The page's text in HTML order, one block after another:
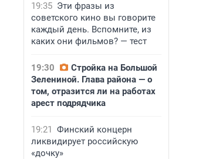
19:35 Эти фразы из
советского кино вы говорите
каждый день. Вспомните, из
каких они фильмов? — тест
19:30
Стройка на Большой
Зелениной. Глава района — о
том, отразится ли на работах
арест подрядчика
19:21 Финский концерн
ликвидирует российскую
«дочку»